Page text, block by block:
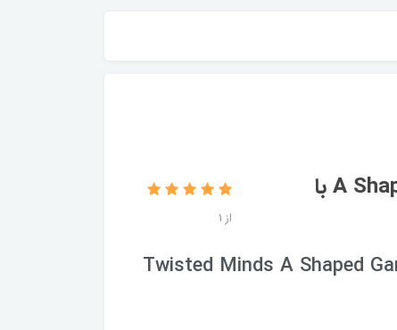
میز گیمینگ Twisted Minds طرح A Shaped با
از 1
Twisted Minds A Shaped